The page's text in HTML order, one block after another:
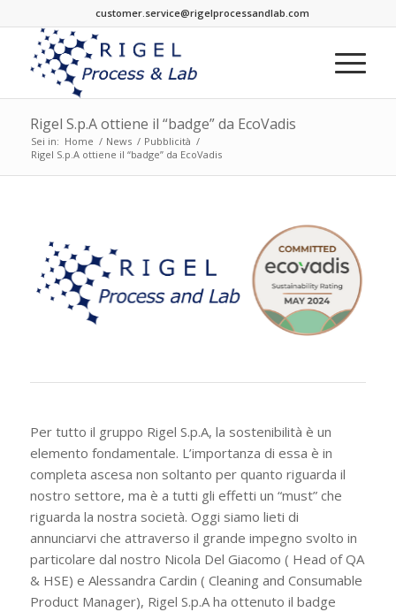
customer.service@rigelprocessandlab.com
Rigel S.p.A ottiene il “badge” da EcoVadis
Sei in: Home / News / Pubblicità /
Rigel S.p.A ottiene il “badge” da EcoVadis
Per tutto il gruppo Rigel S.p.A, la sostenibilità è un
elemento fondamentale. L’importanza di essa è in
completa ascesa non soltanto per quanto riguarda il
nostro settore, ma è a tutti gli effetti un “must” che
riguarda la nostra società. Oggi siamo lieti di
annunciarvi che attraverso il grande impegno svolto in
particolare dal nostro Nicola Del Giacomo ( Head of QA
& HSE) e Alessandra Cardin ( Cleaning and Consumable
Product Manager), Rigel S.p.A ha ottenuto il badge